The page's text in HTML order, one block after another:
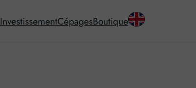
InvestissementCépagesBoutique